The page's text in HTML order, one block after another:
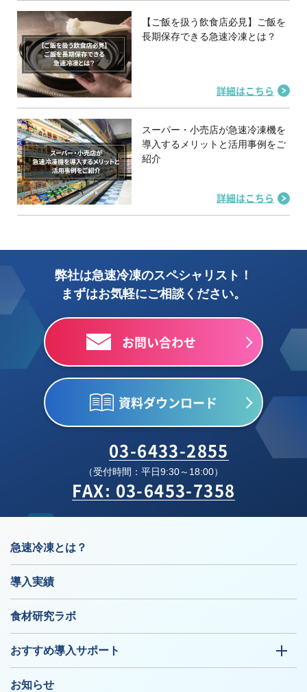
【ご飯を扱う飲食店必見】ご飯を
長期保存できる急速冷凍とは？
詳細はこちら
スーパー・小売店が急速冷凍機を
導入するメリットと活用事例をご
紹介
詳細はこちら
弊社は急速冷凍のスペシャリスト！
まずはお気軽にご相談ください。
お問い合わせ
資料ダウンロード
03-6433-2855
（受付時間：平日9:30～18:00）
FAX: 03-6453-7358
急速冷凍とは？
導入実績
食材研究ラボ
おすすめ導入サポート
お知らせ